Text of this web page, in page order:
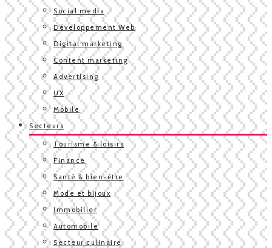
Social media
Développement Web
Digital marketing
Content marketing
Advertising
UX
Mobile
Secteurs
Tourisme & loisirs
Finance
Santé & bien-être
Mode et bijoux
Immobilier
Automobile
Secteur culinaire